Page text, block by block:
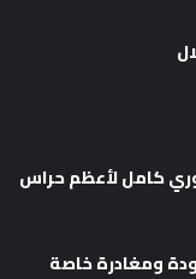
كامل لأعظم حراس
ومغادرة خاصة